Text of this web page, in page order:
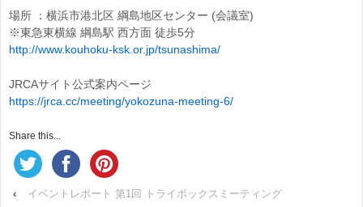
場所 ：横浜市港北区 綱島地区センター (会議室)
※東急東横線 綱島駅 西方面 徒歩5分
http://www.kouhoku-ksk.or.jp/tsunashima/
JRCAサイト公式案内ページ
https://jrca.cc/meeting/yokozuna-meeting-6/
Share this...
‹
イベントレポート 第1回 トライボックスミーティング